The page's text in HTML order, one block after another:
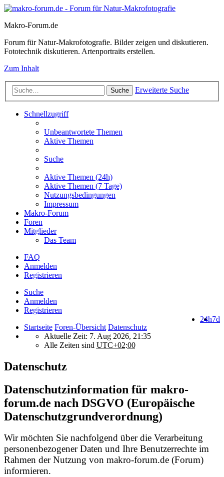
Makro-Forum.de
Forum für Natur-Makrofotografie. Bilder zeigen und diskutieren.
Fototechnik diskutieren. Artenportraits erstellen.
Zum Inhalt
Suche Erweiterte Suche
Schnellzugriff
Unbeantwortete Themen
Aktive Themen
Suche
Aktive Themen (24h)
Aktive Themen (7 Tage)
Nutzungsbedingungen
Impressum
Makro-Forum
Foren
Mitglieder
Das Team
FAQ
Anmelden
Registrieren
Suche
Anmelden
Registrieren
7d
24h
Startseite Foren-Übersicht Datenschutz
Aktuelle Zeit: 7. Aug 2026, 21:35
Alle Zeiten sind UTC+02:00
Datenschutz
Datenschutzinformation für makro-
forum.de nach DSGVO (Europäische
Datenschutzgrundverordnung)
Wir möchten Sie nachfolgend über die Verarbeitung
personenbezogener Daten und Ihre Benutzerrechte im
Rahmen der Nutzung von makro-forum.de (Forum)
informieren.